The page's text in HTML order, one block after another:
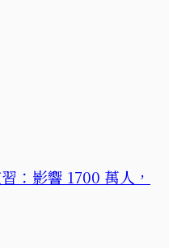
：影響 1700 萬人，